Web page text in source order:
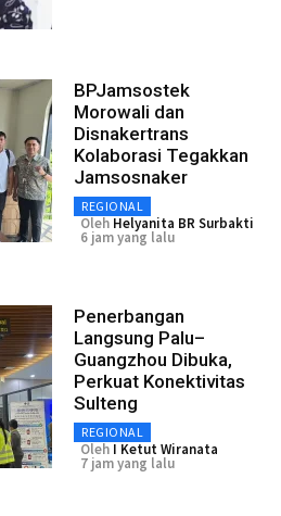
BPJamsostek
Morowali dan
Disnakertrans
Kolaborasi Tegakkan
Jamsosnaker
REGIONAL
Oleh Helyanita BR Surbakti
6 jam yang lalu
Penerbangan
Langsung Palu–
Guangzhou Dibuka,
Perkuat Konektivitas
Sulteng
REGIONAL
Oleh I Ketut Wiranata
7 jam yang lalu